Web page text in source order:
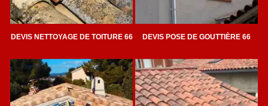
DEVIS NETTOYAGE DE TOITURE 66 DEVIS POSE DE GOUTTIÈRE 66